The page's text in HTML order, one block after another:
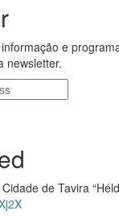
e
newsletter.
de Tavira